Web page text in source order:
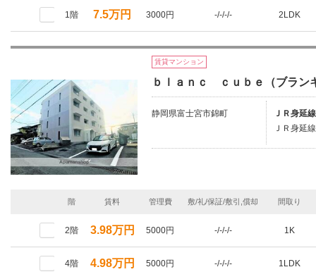
1階 7.5万円 3000円 -/-/-/- 2LDK
賃貸マンション
ｂｌａｎｃ ｃｕｂｅ（ブラン
静岡県富士宮市錦町
ＪＲ身延
ＪＲ身延
階 賃料 管理費 敷/礼/保証/敷引,償却 間取り
2階 3.98万円 5000円 -/-/-/- 1K
4階 4.98万円 5000円 -/-/-/- 1LDK